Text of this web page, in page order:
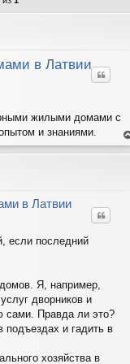
в Латвии
жилыми домами с
и знаниями.
в Латвии
если последний
Я, например,
дворников и
сами. Правда ли это?
подъездах и гадить в
хозяйства в